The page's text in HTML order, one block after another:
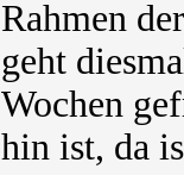
Rahmen
geht
Wochen
hin ist, da